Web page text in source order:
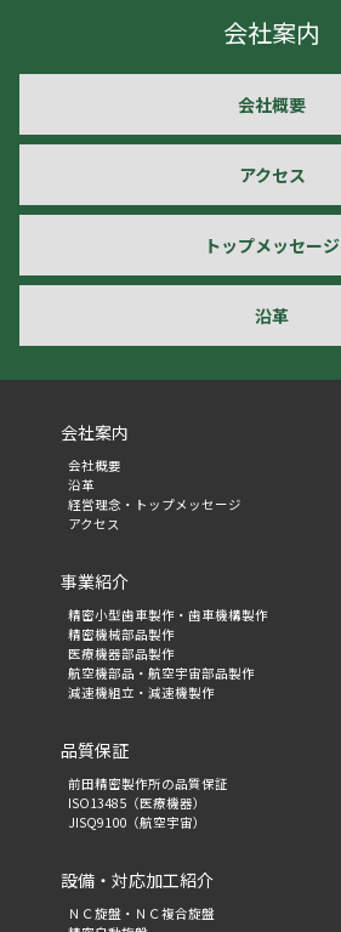
会社案内
会社概要
アクセス
トップメッセージ
沿革
会社案内
会社概要
沿革
経営理念・トップメッセージ
アクセス
事業紹介
精密小型歯車製作・歯車機構製作
精密機械部品製作
医療機器部品製作
航空機部品・航空宇宙部品製作
減速機組立・減速機製作
品質保証
前田精密製作所の品質保証
ISO13485（医療機器）
JISQ9100（航空宇宙）
設備・対応加工紹介
ＮＣ旋盤・ＮＣ複合旋盤